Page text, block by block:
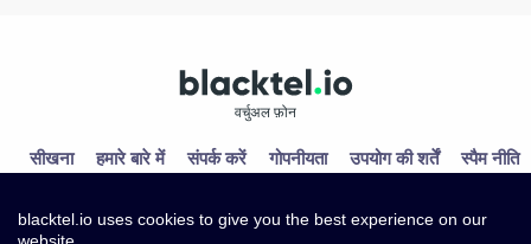
वर्चुअल फ़ोन
सीखना हमारे बारे में संपर्क करें गोपनीयता उपयोग की शर्तें स्पैम नीति
blacktel.io uses cookies to give you the best experience on our